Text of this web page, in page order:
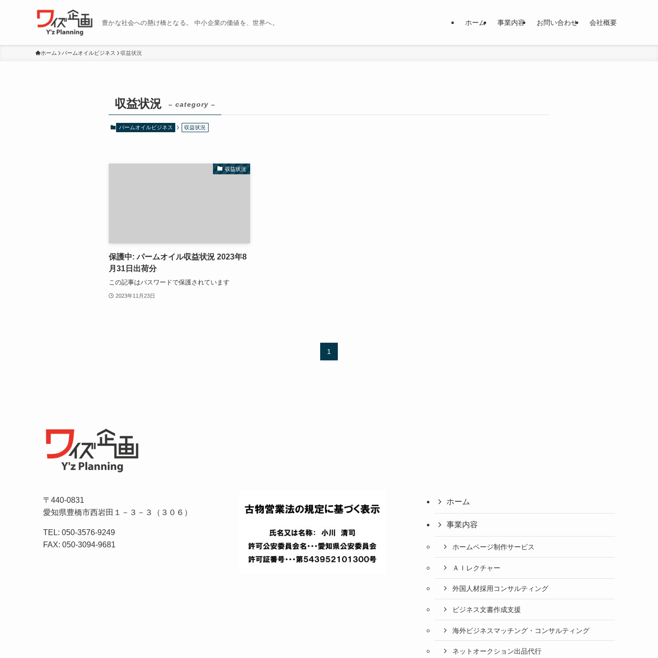
豊かな社会への懸け橋となる。 中小企業の価値を、世界へ。 ホーム 事業内容 お問い合わせ 会社概要
ホーム パームオイルビジネス 収益状況
収益状況 – category –
パームオイルビジネス 収益状況
収益状況
保護中: パームオイル収益状況 2023年8
月31日出荷分
この記事はパスワードで保護されています
2023年11月23日
1
〒440-0831
愛知県豊橋市西岩田１－３－３（３０６）
TEL: 050-3576-9249
FAX: 050-3094-9681
ホーム
事業内容
ホームページ制作サービス
ＡＩレクチャー
外国人材採用コンサルティング
ビジネス文書作成支援
海外ビジネスマッチング・コンサルティング
ネットオークション出品代行